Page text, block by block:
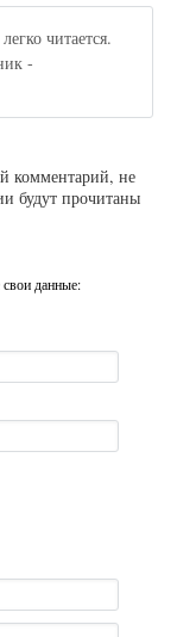
читается.
-
комментарий, не
будут прочитаны
свои данные: